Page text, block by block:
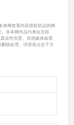
来网签署内容授权协议的网
非本网作品均来自互联
实性负责。其他媒体如需
除处理。详情请点击下方